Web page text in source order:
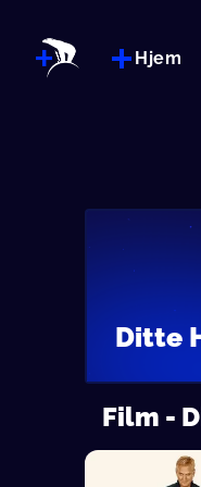
Hjem
Ditte
Film -